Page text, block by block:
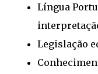
Língua
Legislação